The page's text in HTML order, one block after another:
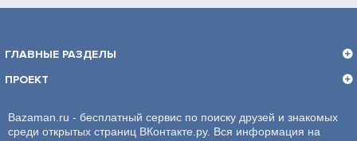
ГЛАВНЫЕ РАЗДЕЛЫ
ПРОЕКТ
Bazaman.ru - бесплатный сервис по поиску друзей и знакомых
среди открытых страниц ВКонтакте.ру. Вся информация на